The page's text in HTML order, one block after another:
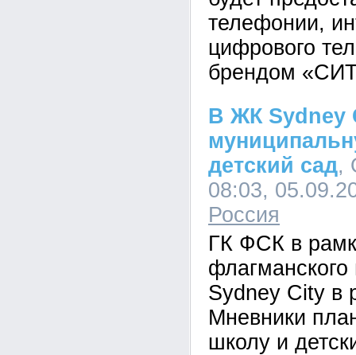
телефонии,
цифрового
брендом
В ЖК Sydney
детский сад,
08:03,
Россия
ГК ФСК в
Sydney City в
Мневники
школу и